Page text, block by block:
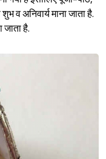
व अनिवार्य माना जाता है.
है.